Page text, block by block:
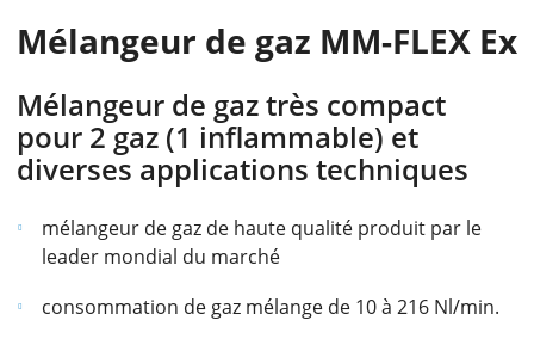
Mélangeur de gaz MM-FLEX Ex
Mélangeur de gaz très compact
pour 2 gaz (1 inflammable) et
diverses applications techniques
mélangeur de gaz de haute qualité produit par le
leader mondial du marché
consommation de gaz mélange de 10 à 216 Nl/min.